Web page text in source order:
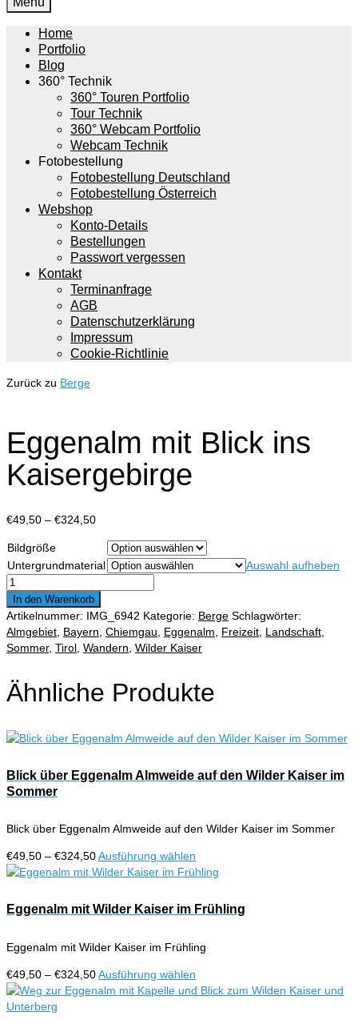
Home
Portfolio
Blog
360° Technik
360° Touren Portfolio
Tour Technik
360° Webcam Portfolio
Webcam Technik
Fotobestellung
Fotobestellung Deutschland
Fotobestellung Österreich
Webshop
Konto-Details
Bestellungen
Passwort vergessen
Kontakt
Terminanfrage
AGB
Datenschutzerklärung
Impressum
Cookie-Richtlinie
Zurück zu Berge
Eggenalm mit Blick ins
Kaisergebirge
€49,50 – €324,50Preisspanne:
€324,50
Bildgröße
Untergrundmaterial
Auswahl aufheben
Eggenalm
mit
Blick
ins
Kaisergebirge
In den Warenkorb
Artikelnummer: IMG_6942 Kategorie: Berge Schlagwörter:
Almgebiet Bayern Chiemgau Eggenalm Freizeit Landschaft
Sommer, Tirol Wandern Wilder Kaiser
Ähnliche Produkte
Blick über Eggenalm Almweide auf den Wilder Kaiser im
Sommer
Blick über Eggenalm Almweide auf den Wilder Kaiser im Sommer
€49,50 – €324,50Preisspanne:
€49,50
€324,50
Ausführung wählen
Produkt
mehrere
Varianten
Die
können
auf
Eggenalm mit Wilder Kaiser im Frühling
Eggenalm mit Wilder Kaiser im Frühling
€49,50 – €324,50Preisspanne:
€49,50
Ausführung wählen
Produkt